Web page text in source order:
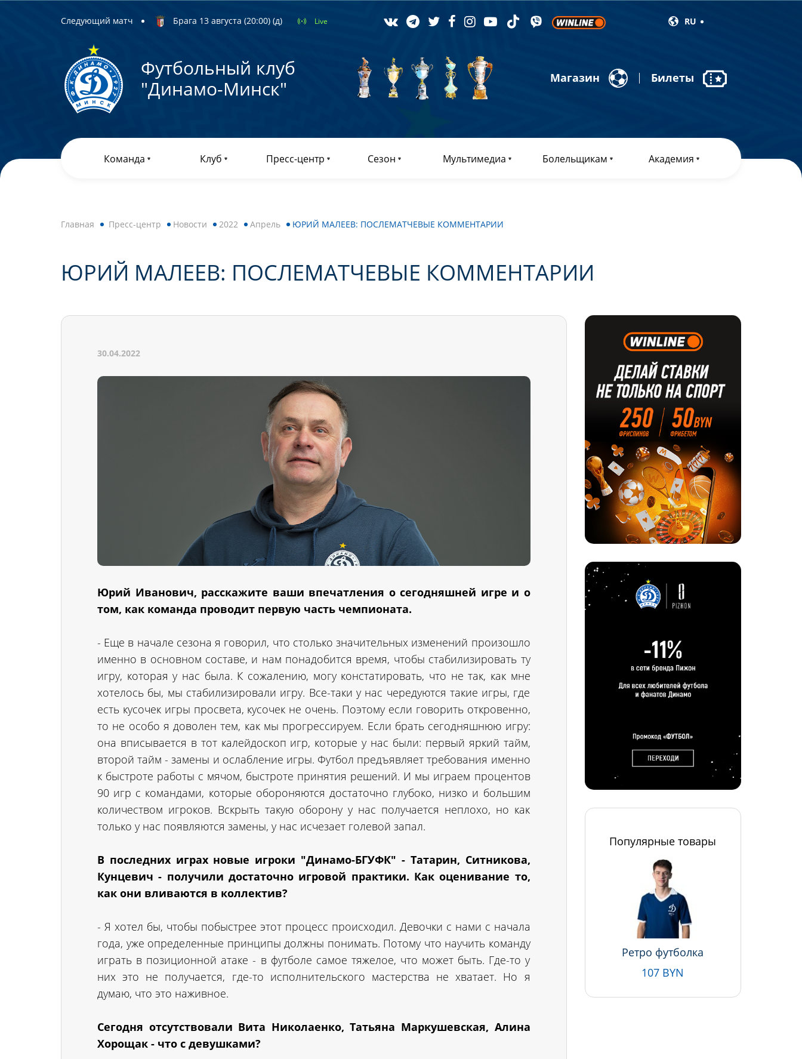
Следующий матч Брага 13 августа (20:00) (д) Live RU
Футбольный клуб
"Динамо-Минск"
Магазин Билеты
Команда Клуб Пресс-центр Сезон Мультимедиа Болельщикам Академия
Главная Пресс-центр Новости 2022 Апрель ЮРИЙ МАЛЕЕВ: ПОСЛЕМАТЧЕВЫЕ КОММЕНТАРИИ
ЮРИЙ МАЛЕЕВ: ПОСЛЕМАТЧЕВЫЕ КОММЕНТАРИИ
30.04.2022
Юрий Иванович, расскажите ваши впечатления о сегодняшней игре и о
том, как команда проводит первую часть чемпионата.
- Еще в начале сезона я говорил, что столько значительных изменений произошло
именно в основном составе, и нам понадобится время, чтобы стабилизировать ту
игру, которая у нас была. К сожалению, могу констатировать, что не так, как мне
хотелось бы, мы стабилизировали игру. Все-таки у нас чередуются такие игры, где
есть кусочек игры просвета, кусочек не очень. Поэтому если говорить откровенно,
то не особо я доволен тем, как мы прогрессируем. Если брать сегодняшнюю игру:
она вписывается в тот калейдоскоп игр, которые у нас были: первый яркий тайм,
второй тайм - замены и ослабление игры. Футбол предъявляет требования именно
к быстроте работы с мячом, быстроте принятия решений. И мы играем процентов
90 игр с командами, которые обороняются достаточно глубоко, низко и большим
количеством игроков. Вскрыть такую оборону у нас получается неплохо, но как
только у нас появляются замены, у нас исчезает голевой запал.
В последних играх новые игроки "Динамо-БГУФК" - Татарин, Ситникова,
Кунцевич - получили достаточно игровой практики. Как оценивание то,
как они вливаются в коллектив?
- Я хотел бы, чтобы побыстрее этот процесс происходил. Девочки с нами с начала
года, уже определенные принципы должны понимать. Потому что научить команду
играть в позиционной атаке - в футболе самое тяжелое, что может быть. Где-то у
них это не получается, где-то исполнительского мастерства не хватает. Но я
думаю, что это наживное.
Сегодня отсутствовали Вита Николаенко, Татьяна Маркушевская, Алина
Хорощак - что с девушками?
Популярные товары
Ретро футболка
107 BYN